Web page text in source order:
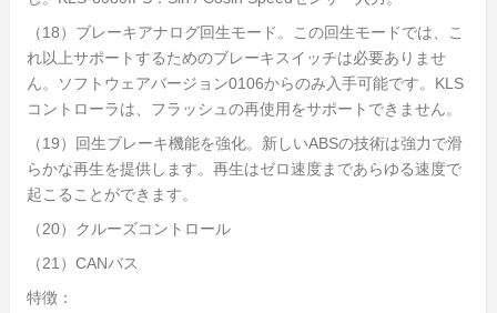
（18）ブレーキアナログ回生モード。この回生モードでは、こ
れ以上サポートするためのブレーキスイッチは必要ありませ
ん。ソフトウェアバージョン0106からのみ入手可能です。KLS
コントローラは、フラッシュの再使用をサポートできません。
（19）回生ブレーキ機能を強化。新しいABSの技術は強力で滑
らかな再生を提供します。再生はゼロ速度まであらゆる速度で
起こることができます。
（20）クルーズコントロール
（21）CANバス
特徴：